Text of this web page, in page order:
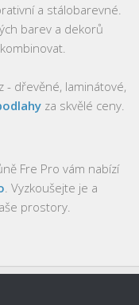
a stálobarevné.
barev a dekorů
- dřevěné, laminátové,
za skvělé ceny.
Fre Pro vám nabízí
. Vyzkoušejte je a
prostory.